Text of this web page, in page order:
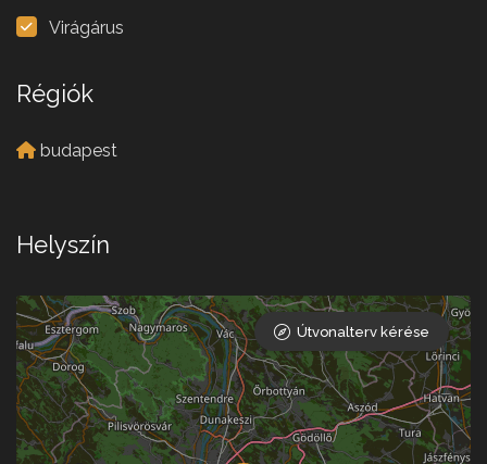
Virágárus
Régiók
budapest
Helyszín
Útvonalterv kérése